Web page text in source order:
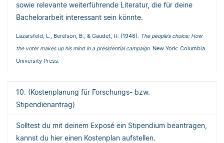
sowie relevante weiterführende Literatur, die für deine
Bachelorarbeit interessant sein könnte.
Lazarsfeld, L., Berelson, B., & Gaudet, H. (1948). The people’s choice: How
the voter makes up his mind in a presidential campaign. New York: Columbia
University Press.
10. (Kostenplanung für Forschungs- bzw.
Stipendienantrag)
Solltest du mit deinem Exposé ein Stipendium beantragen,
kannst du hier einen Kostenplan aufstellen.